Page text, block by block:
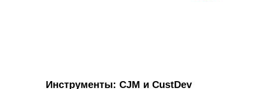
Инструменты: CJM и CustDev